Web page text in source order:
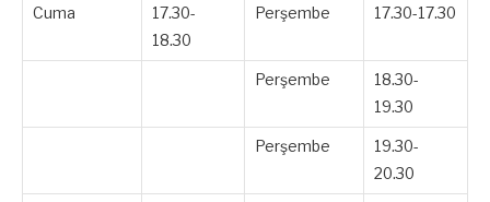
Cuma
17.30-
18.30
Perşembe 17.30-17.30
Perşembe
18.30-
19.30
Perşembe
19.30-
20.30